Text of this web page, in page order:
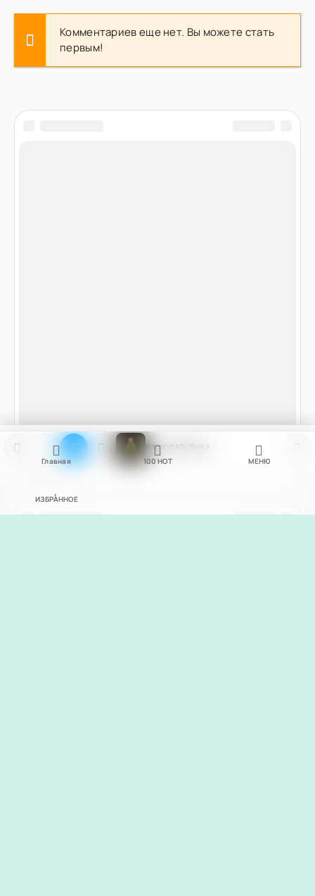
Комментариев еще нет. Вы можете стать
первым!
Главная 100 НОТ МЕНЮ
ИЗБРАННОЕ
RADIO BABÚSHKA